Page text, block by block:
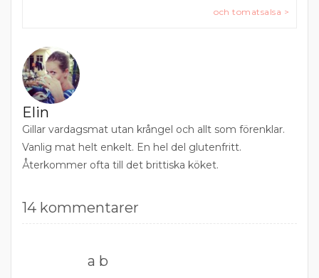
och tomatsalsa >
Elin
Gillar vardagsmat utan krångel och allt som förenklar.
Vanlig mat helt enkelt. En hel del glutenfritt.
Återkommer ofta till det brittiska köket.
14 kommentarer
a b